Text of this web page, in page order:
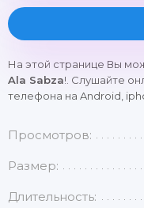
На этой странице Вы
Ala Sabza!. Слушайте
телефона на Android,
Просмотров:
Размер:
Длительность: